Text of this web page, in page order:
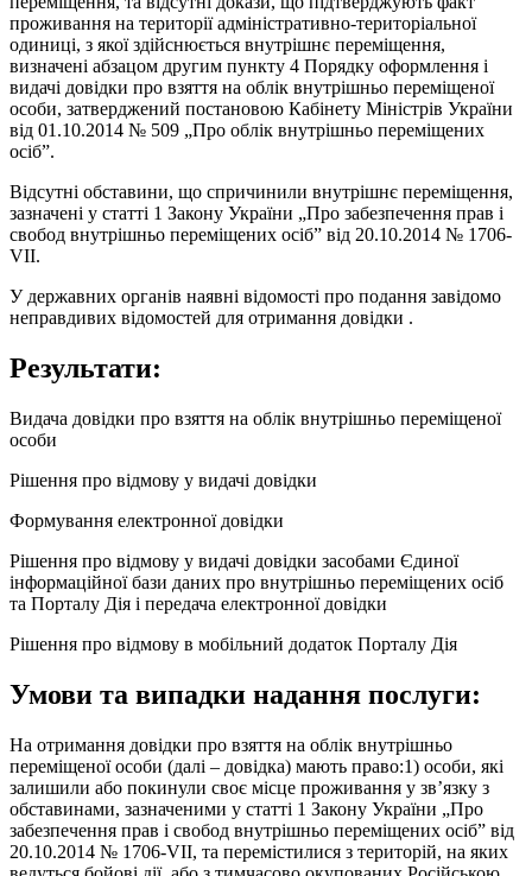
проживання на території адміністративно-територіальної
одиниці, з якої здійснюється внутрішнє переміщення,
визначені абзацом другим пункту 4 Порядку оформлення і
видачі довідки про взяття на облік внутрішньо переміщеної
особи, затверджений постановою Кабінету Міністрів України
від 01.10.2014 № 509 „Про облік внутрішньо переміщених
осіб”.
Відсутні обставини, що спричинили внутрішнє переміщення,
зазначені у статті 1 Закону України „Про забезпечення прав і
свобод внутрішньо переміщених осіб” від 20.10.2014 № 1706-
VII.
У державних органів наявні відомості про подання завідомо
неправдивих відомостей для отримання довідки .
Результати:
Видача довідки про взяття на облік внутрішньо переміщеної
особи
Рішення про відмову у видачі довідки
Формування електронної довідки
Рішення про відмову у видачі довідки засобами Єдиної
інформаційної бази даних про внутрішньо переміщених осіб
та Порталу Дія і передача електронної довідки
Рішення про відмову в мобільний додаток Порталу Дія
Умови та випадки надання послуги:
На отримання довідки про взяття на облік внутрішньо
переміщеної особи (далі – довідка) мають право:1) особи, які
залишили або покинули своє місце проживання у зв’язку з
обставинами, зазначеними у статті 1 Закону України „Про
забезпечення прав і свобод внутрішньо переміщених осіб” від
20.10.2014 № 1706-VII, та перемістилися з територій, на яких